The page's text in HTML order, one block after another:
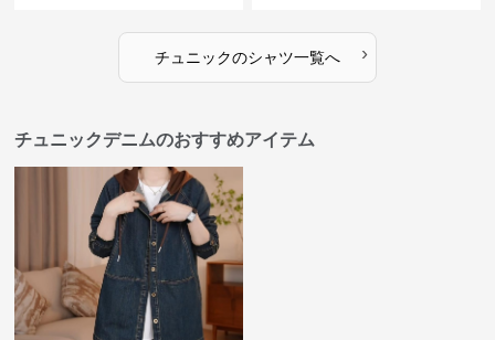
チュニックのシャツ一覧へ ›
チュニックデニムのおすすめアイテム